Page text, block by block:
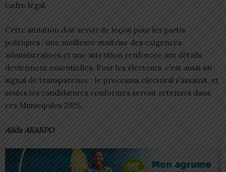
cadre légal.
Cette situation doit servir de leçon pour les partis
politiques : une meilleure maîtrise des exigences
administratives et une attention renforcée aux détails
deviennent essentielles. Pour les électeurs, c’est aussi un
signal de transparence : le processus électoral s’assainit, et
seules les candidatures conformes seront retenues dans
ces Municipales 2025.
Alida AKAKPO